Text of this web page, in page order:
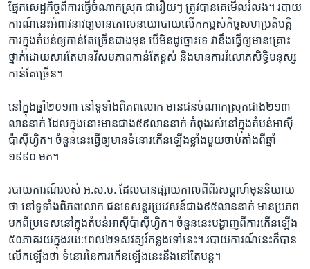
ផ្នែក​សេដ្ឋកិច្ច​ពី​ការ​ធ្វើ​ចំណាក​ស្រុក ​ជា​រឿយៗ ​ត្រូវ​បាន​គេ​មើល​រំលង។ របាយ
ការណ៍​នេះអំពាវនាវ​ឲ្យ​មាន​គោល​នយោបាយ​លើក​កម្ពស់​កិច្ច​សហប្រតិបត្តិ
ការ​ក្នុង​តំបន់​ឲ្យ​កាន់​តែ​ច្រើន​ជាង​មុន បើ​មិន​ដូច្នោះ​ទេ វា​នឹង​ធ្វើ​ឲ្យ​មានគ្រោះ​
ថ្នាក់​ដោយ​សារតែ​មាន​វិសមភាពកាន់​តែ​ខ្ពស់​ និង​មាន​ការ​រំលោភ​សិទ្ធិ​មនុស្ស​
កាន់​តែ​ច្រើន។
នៅ​ក្នុង​ឆ្នាំ​២០១៣ នៅ​ទូទាំង​ពិភពលោក ​មាន​ជនចំណាក​ស្រុក​ជាង​២១៣​
លាន​នាក់ ដែល​ក្នុង​នោះ​មាន​ជាង​៥៩លាន​នាក់​ កំពុង​រស់​នៅ​ក្នុង​តំបន់​អាស៊ី​
ប៉ាស៊ីហ្វិក។ ចំនួន​នេះ​ធ្វើ​ឲ្យ​មាន​ទំនោរ​កើន​ឡើង​ខ្លាំង​មួយ​ចាប់​តាំង​ពី​ឆ្នាំ​
១៩៩០ ​មក។
របាយការណ៍​របស់​ អ.ស.ប.​ ដែល​បាន​ផ្សាយ​កាល​ពី​ពីរ​សប្តាហ៍​មុន​និយាយ​
ថា នៅ​ទូទាំង​ពិភពលោក ​ជន​ទេសន្តរប្រវេសន៍​ជាង​៩៥លាន​នាក់ មាន​ប្រភព​
មក​ពី​ប្រទេស​នៅ​ក្នុង​តំបន់​អាស៊ី​ប៉ាស៊ីហ្វិក។ ចំនួន​នេះ​បង្ហាញ​ពី​ការ​កើន​ឡើង​
៥០​ភាគរយក្នុង​រយៈពេល​២​ទសវត្សរ៍​កន្លង​ទៅ​នេះ។ របាយការណ៍​នេះ​ក៏​បាន​
លើក​ឡើង​ថា ទំនោរ​នៃ​ការ​កើន​ឡើង​នេះ​នឹង​នៅ​តែ​បន្ត។